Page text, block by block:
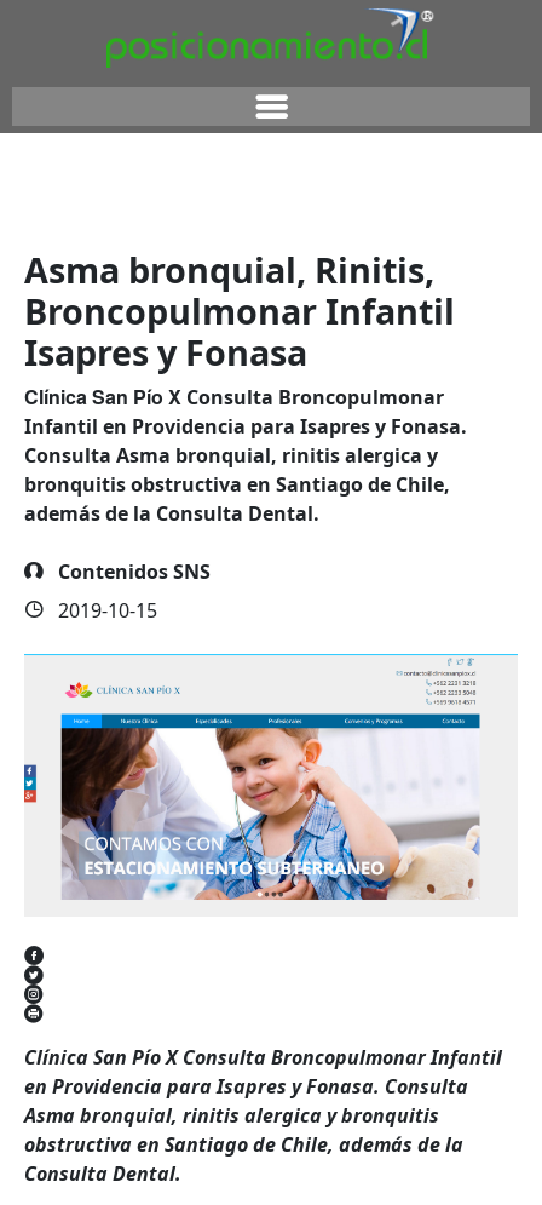
Asma bronquial, Rinitis,
Broncopulmonar Infantil
Isapres y Fonasa
Clínica San Pío X Consulta Broncopulmonar
Infantil en Providencia para Isapres y Fonasa.
Consulta Asma bronquial, rinitis alergica y
bronquitis obstructiva en Santiago de Chile,
además de la Consulta Dental.
Contenidos SNS
2019-10-15
Clínica San Pío X Consulta Broncopulmonar Infantil
en Providencia para Isapres y Fonasa. Consulta
Asma bronquial, rinitis alergica y bronquitis
obstructiva en Santiago de Chile, además de la
Consulta Dental.